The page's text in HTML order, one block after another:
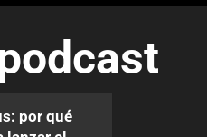
por qué